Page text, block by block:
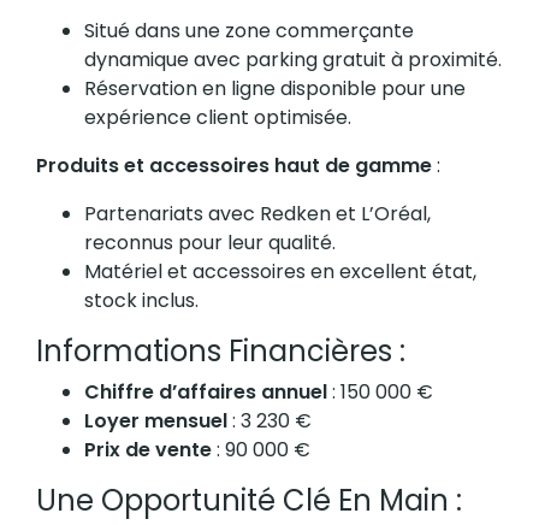
Situé dans une zone commerçante
dynamique avec parking gratuit à proximité.
Réservation en ligne disponible pour une
expérience client optimisée.
Produits et accessoires haut de gamme:
Partenariats avec Redken et L’Oréal,
reconnus pour leur qualité.
Matériel et accessoires en excellent état,
stock inclus.
Informations Financières :
Chiffre d’affaires annuel: 150 000 €
Loyer mensuel: 3 230 €
Prix de vente: 90 000 €
Une Opportunité Clé En Main :